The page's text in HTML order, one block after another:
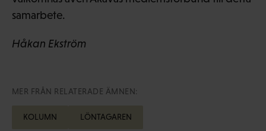
samarbete.
Håkan Ekström
MER FRÅN RELATERADE ÄMNEN:
KOLUMN LÖNTAGAREN